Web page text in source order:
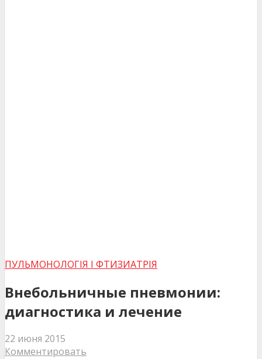
ПУЛЬМОНОЛОГІЯ І ФТИЗИАТРІЯ
Внебольничные пневмонии:
диагностика и лечение
22 июня 2015
Комментировать